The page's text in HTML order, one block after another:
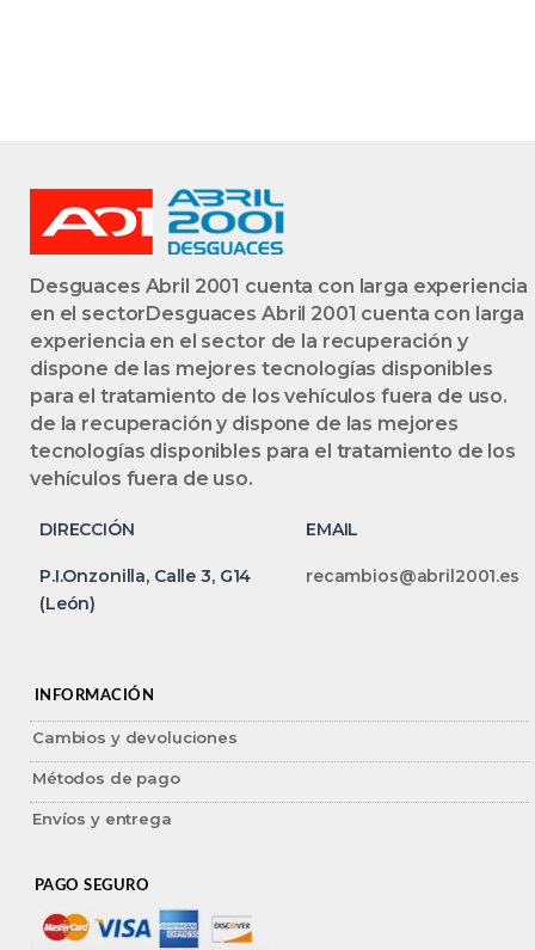
Desguaces Abril 2001 cuenta con larga experiencia
en el sectorDesguaces Abril 2001 cuenta con larga
experiencia en el sector de la recuperación y
dispone de las mejores tecnologías disponibles
para el tratamiento de los vehículos fuera de uso.
de la recuperación y dispone de las mejores
tecnologías disponibles para el tratamiento de los
vehículos fuera de uso.
DIRECCIÓN EMAIL
P.I.Onzonilla, Calle 3, G14
(León)
recambios@abril2001.es
INFORMACIÓN
Cambios y devoluciones
Métodos de pago
Envíos y entrega
PAGO SEGURO